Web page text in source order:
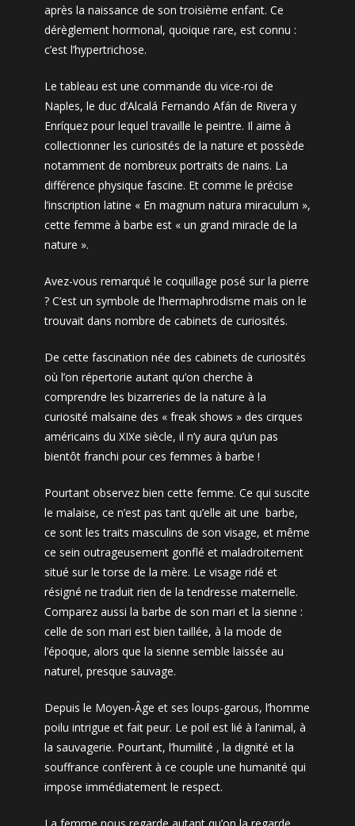
après la naissance de son troisième enfant. Ce
dérèglement hormonal, quoique rare, est connu :
c’est l’hypertrichose.
Le tableau est une commande du vice-roi de
Naples, le duc d’Alcalá Fernando Afán de Rivera y
Enríquez pour lequel travaille le peintre. Il aime à
collectionner les curiosités de la nature et possède
notamment de nombreux portraits de nains. La
différence physique fascine. Et comme le précise
l’inscription latine « En magnum natura miraculum »,
cette femme à barbe est « un grand miracle de la
nature ».
Avez-vous remarqué le coquillage posé sur la pierre
? C’est un symbole de l’hermaphrodisme mais on le
trouvait dans nombre de cabinets de curiosités.
De cette fascination née des cabinets de curiosités
où l’on répertorie autant qu’on cherche à
comprendre les bizarreries de la nature à la
curiosité malsaine des « freak shows » des cirques
américains du XIXe siècle, il n’y aura qu’un pas
bientôt franchi pour ces femmes à barbe !
Pourtant observez bien cette femme. Ce qui suscite
le malaise, ce n’est pas tant qu’elle ait une barbe,
ce sont les traits masculins de son visage, et même
ce sein outrageusement gonflé et maladroitement
situé sur le torse de la mère. Le visage ridé et
résigné ne traduit rien de la tendresse maternelle.
Comparez aussi la barbe de son mari et la sienne :
celle de son mari est bien taillée, à la mode de
l’époque, alors que la sienne semble laissée au
naturel, presque sauvage.
Depuis le Moyen-Âge et ses loups-garous, l’homme
poilu intrigue et fait peur. Le poil est lié à l’animal, à
la sauvagerie. Pourtant, l’humilité , la dignité et la
souffrance confèrent à ce couple une humanité qui
impose immédiatement le respect.